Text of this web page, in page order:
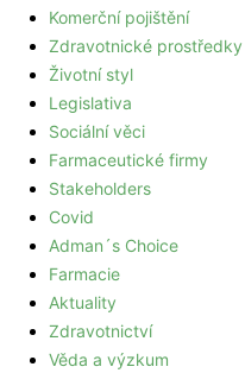
Komerční pojištění
Zdravotnické prostředky
Životní styl
Legislativa
Sociální věci
Farmaceutické firmy
Stakeholders
Covid
Adman´s Choice
Farmacie
Aktuality
Zdravotnictví
Věda a výzkum